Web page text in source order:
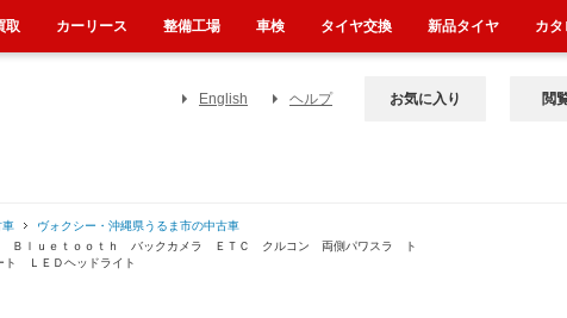
English ヘルプ お気に入り 閲
車
ヴォクシー・沖縄県うるま市の中古車
ｌｕｅｔｏｏｔｈ バックカメラ ＥＴＣ クルコン 両側パワスラ ト
ＬＥＤヘッドライト
取 カーリース 整備工場 車検 タイヤ交換 新品タイヤ カタ